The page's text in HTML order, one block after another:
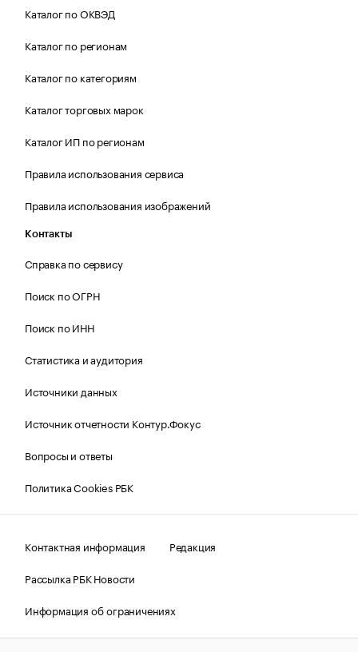
Каталог по ОКВЭД
Каталог по регионам
Каталог по категориям
Каталог торговых марок
Каталог ИП по регионам
Правила использования сервиса
Правила использования изображений
Контакты
Справка по сервису
Поиск по ОГРН
Поиск по ИНН
Статистика и аудитория
Источники данных
Источник отчетности Контур.Фокус
Вопросы и ответы
Политика Cookies РБК
Контактная информация
Редакция
Рассылка РБК Новости
Информация об ограничениях
Правовая информация
О соблюдении авторских прав